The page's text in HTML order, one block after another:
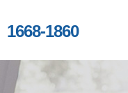
1668-1860